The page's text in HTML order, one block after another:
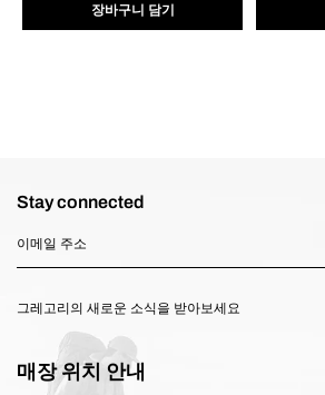
다.
장바구니 담기
다.
Stay connected
그레고리의 새로운 소식을 받아보세요
매장 위치 안내